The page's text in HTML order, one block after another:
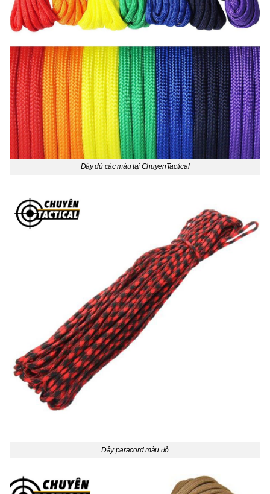
Dây dù các màu tại ChuyenTactical
Dây paracord màu đỏ